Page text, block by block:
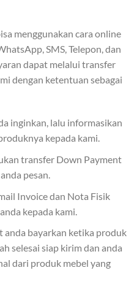
menggunakan cara online
SMS, Telepon, dan
dapat melalui transfer
dengan ketentuan sebagai
inginkan, lalu informasikan
kepada kami.
transfer Down Payment
pesan.
Invoice dan Nota Fisik
kepada kami.
anda bayarkan ketika produk
selesai siap kirim dan anda
dari produk mebel yang